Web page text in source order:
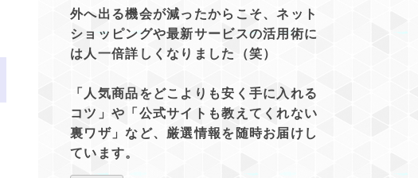
外へ出る機会が減ったからこそ、ネット
ショッピングや最新サービスの活用術に
は人一倍詳しくなりました（笑）
「人気商品をどこよりも安く手に入れる
コツ」や「公式サイトも教えてくれない
裏ワザ」など、厳選情報を随時お届けし
ています。